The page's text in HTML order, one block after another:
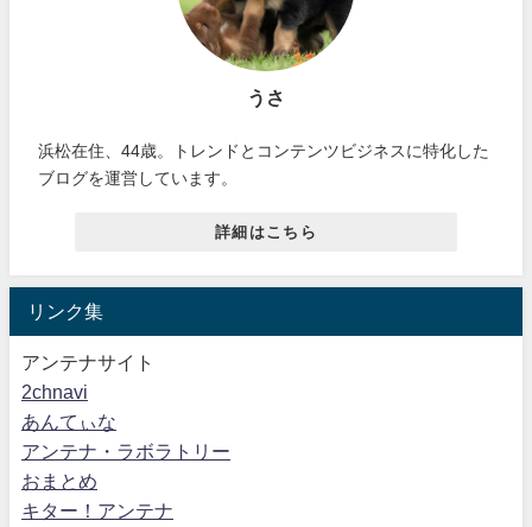
うさ
浜松在住、44歳。トレンドとコンテンツビジネスに特化した
ブログを運営しています。
詳細はこちら
リンク集
アンテナサイト
2chnavi
あんてぃな
アンテナ・ラボラトリー
おまとめ
キター！アンテナ